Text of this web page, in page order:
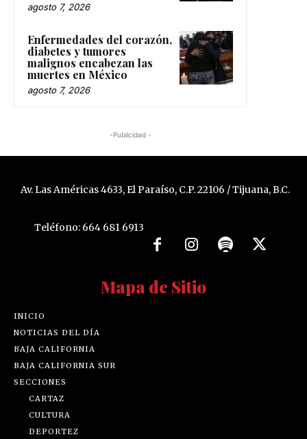
agosto 7, 2026
Enfermedades del corazón,
diabetes y tumores
malignos encabezan las
muertes en México
agosto 7, 2026
-Publicidad -
Av. Las Américas 4633, El Paraíso, C.P. 22106 / Tijuana, B.C.
Teléfono: 664 681 6913
Mapa de Sitio
INICIO
NOTICIAS DEL DÍA
BAJA CALIFORNIA
BAJA CALIFORNIA SUR
SECCIONES
CARTAZ
CULTURA
DEPORTEZ